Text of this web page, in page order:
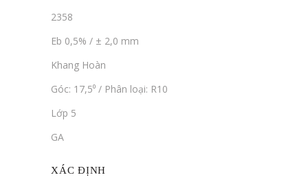
2358
Eb 0,5% / ± 2,0 mm
Khang Hoàn
Góc: 17,5⁰ / Phân loại: R10
Lớp 5
GA
XÁC ĐỊNH